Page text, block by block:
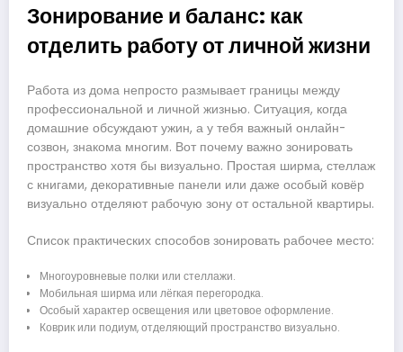
Зонирование и баланс: как
отделить работу от личной жизни
Работа из дома непросто размывает границы между
профессиональной и личной жизнью. Ситуация, когда
домашние обсуждают ужин, а у тебя важный онлайн-
созвон, знакома многим. Вот почему важно зонировать
пространство хотя бы визуально. Простая ширма, стеллаж
с книгами, декоративные панели или даже особый ковёр
визуально отделяют рабочую зону от остальной квартиры.
Список практических способов зонировать рабочее место:
Многоуровневые полки или стеллажи.
Мобильная ширма или лёгкая перегородка.
Особый характер освещения или цветовое оформление.
Коврик или подиум, отделяющий пространство визуально.